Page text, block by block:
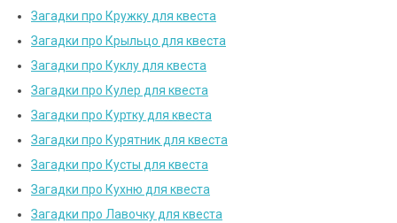
Загадки про Кружку для квеста
Загадки про Крыльцо для квеста
Загадки про Куклу для квеста
Загадки про Кулер для квеста
Загадки про Куртку для квеста
Загадки про Курятник для квеста
Загадки про Кусты для квеста
Загадки про Кухню для квеста
Загадки про Лавочку для квеста